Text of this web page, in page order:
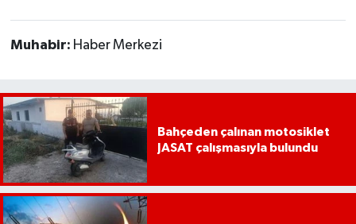
Muhabir: Haber Merkezi
Bahçeden çalınan motosiklet
JASAT çalışmasıyla bulundu